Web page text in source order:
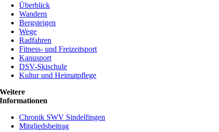
Überblick
Wandern
Bergsteigen
Wege
Radfahren
Fitness- und Freizeitsport
Kanusport
DSV-Skischule
Kultur und Heimatpflege
Weitere
Informationen
Chronik SWV Sindelfingen
Mitgliedsbeitrag